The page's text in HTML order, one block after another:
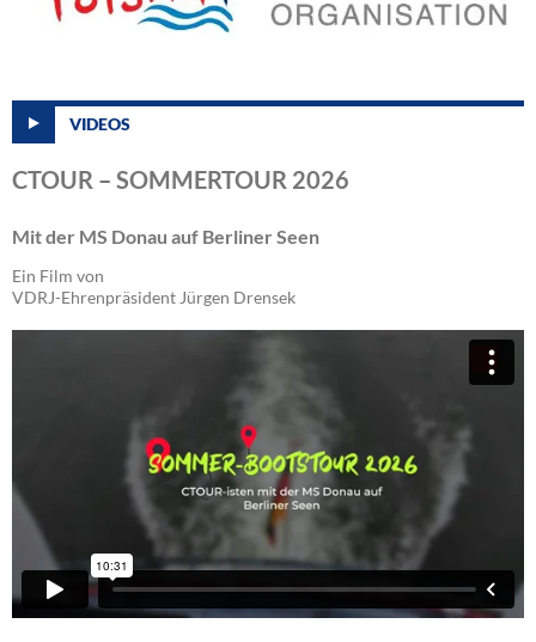
VIDEOS
CTOUR – SOMMERTOUR 2026
Mit der MS Donau auf Berliner Seen
Ein Film von
VDRJ-Ehrenpräsident Jürgen Drensek